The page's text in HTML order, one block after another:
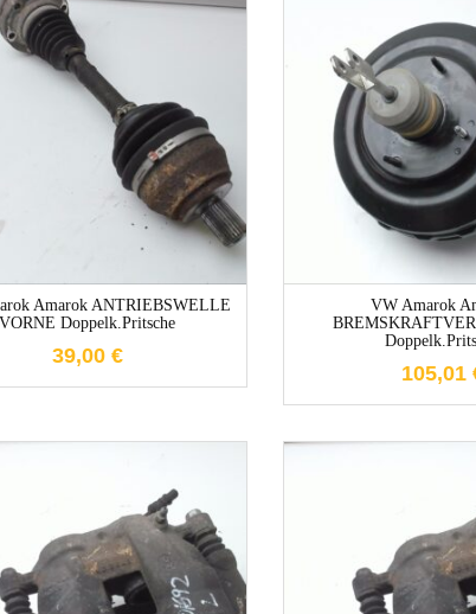
Amarok ANTRIEBSWELLE
VORNE Doppelk.Pritsche
39,00 €
1-3 Werktage
VW Amarok
105,01
1-3